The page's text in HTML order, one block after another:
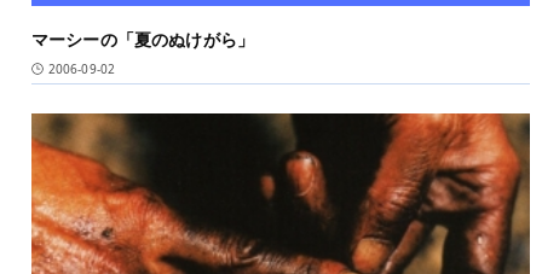
マーシーの「夏のぬけがら」
2006-09-02